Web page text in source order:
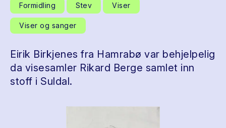
Formidling Stev Viser
Viser og sanger
Eirik Birkjenes fra Hamrabø var behjelpelig
da visesamler Rikard Berge samlet inn
stoff i Suldal.